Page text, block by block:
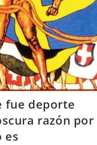
fue deporte
razón por
es